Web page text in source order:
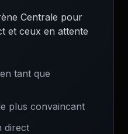
Centrale pour
et ceux en attente
tant que
plus convaincant
direct